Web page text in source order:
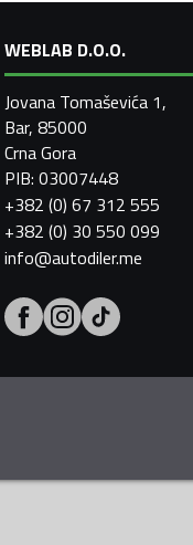
WEBLAB D.O.O.
Jovana Tomaševića 1,
Bar, 85000
Crna Gora
PIB: 03007448
+382 (0) 67 312 555
+382 (0) 30 550 099
info@autodiler.me